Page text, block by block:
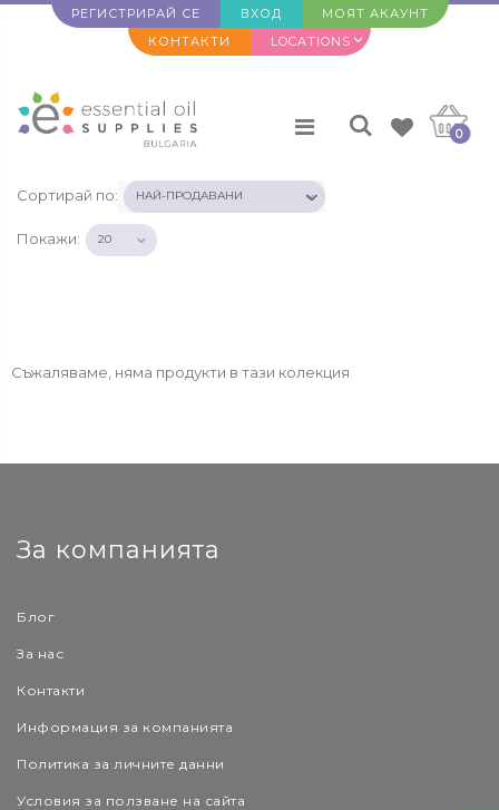
РЕГИСТРИРАЙ СЕ ВХОД
МОЯТ АКАУНТ
КОНТАКТИ
LOCATIONS
0
Сортирай по:
Покажи:
Съжаляваме, няма продукти в тази колекция
За компанията
Блог
За нас
Контакти
Информация за компанията
Политика за личните данни
Условия за ползване на сайта